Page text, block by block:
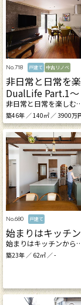
No.718 戸建て 中古リノベ
非日常と日常を
DualLife Part.1～
非日常と日常を楽しむ
築46年 ／ 140㎡ ／ 3900万
No.680 戸建て
始まりはキッチ
始まりはキッチンから
築23年 ／ 62㎡ ／ -